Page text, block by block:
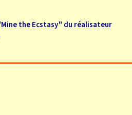
the Ecstasy" du réalisateur